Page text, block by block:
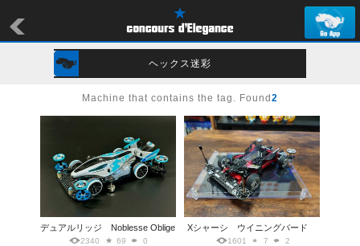
ヘックス迷彩
Machine that contains the tag. Found 2
デュアルリッジ Noblesse Oblige
2340 69 0
Xシャーシ ウイニングバード
1601 7 2